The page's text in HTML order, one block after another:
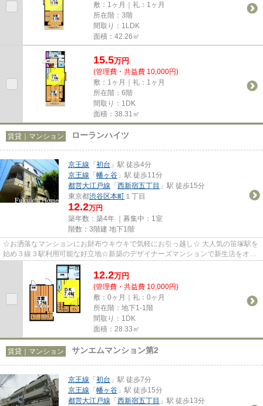
敷：1ヶ月｜礼：1ヶ月
所在階：3階
間取り：1LDK
面積：42.26㎡
15.5万円
(管理費・共益費 10,000円)
敷：1ヶ月｜礼：1ヶ月
所在階：6階
間取り：1DK
面積：38.31㎡
賃貸｜マンション ローランハイツ
京王線 「初台 」駅 徒歩4分
京王線 「幡ヶ谷 」駅 徒歩11分
都営大江戸線 「西新宿五丁目 」駅 徒歩15分
東京都渋谷区本町 １丁目
12.2万円
築年数：築4年 ｜募集中： 1室
階数：3階建 地下1階
☆お洒落なマンションにお財布ウキウキで気軽にお引っ越し☆ 大人気の笹塚駅を
始め３線３駅利用可能な好立地☆新築のデザイナーズマンションで新生活をオシ
ャレに！充実した設備で快適に☆...
12.2万円
(管理費・共益費 10,000円)
敷：0ヶ月｜礼：0ヶ月
所在階：地下1-1階
間取り：1DK
面積：28.33㎡
賃貸｜マンション サンエムマンション第2
京王線 「初台 」駅 徒歩7分
京王線 「幡ヶ谷 」駅 徒歩15分
都営大江戸線 「西新宿五丁目 」駅 徒歩13分